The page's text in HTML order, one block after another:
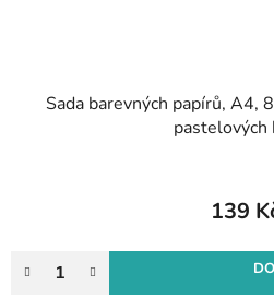
Sada barevných papírů, A4,
pastelových
139